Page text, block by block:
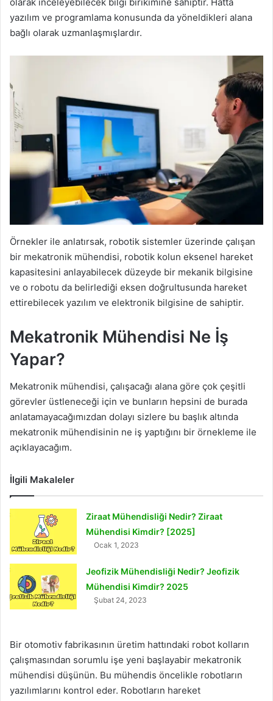
yazılım ve programlama konusunda da yöneldikleri alana
bağlı olarak uzmanlaşmışlardır.
Örnekler ile anlatırsak, robotik sistemler üzerinde çalışan
bir mekatronik mühendisi, robotik kolun eksenel hareket
kapasitesini anlayabilecek düzeyde bir mekanik bilgisine
ve o robotu da belirlediği eksen doğrultusunda hareket
ettirebilecek yazılım ve elektronik bilgisine de sahiptir.
Mekatronik Mühendisi Ne İş
Yapar?
Mekatronik mühendisi, çalışacağı alana göre çok çeşitli
görevler üstleneceği için ve bunların hepsini de burada
anlatamayacağımızdan dolayı sizlere bu başlık altında
mekatronik mühendisinin ne iş yaptığını bir örnekleme ile
açıklayacağım.
İlgili Makaleler
Ziraat Mühendisliği Nedir? Ziraat
Mühendisi Kimdir? [2025]
Ocak 1, 2023
Jeofizik Mühendisliği Nedir? Jeofizik
Mühendisi Kimdir? 2025
Şubat 24, 2023
Bir otomotiv fabrikasının üretim hattındaki robot kolların
çalışmasından sorumlu işe yeni başlayabir mekatronik
mühendisi düşünün. Bu mühendis öncelikle robotların
yazılımlarını kontrol eder. Robotların hareket